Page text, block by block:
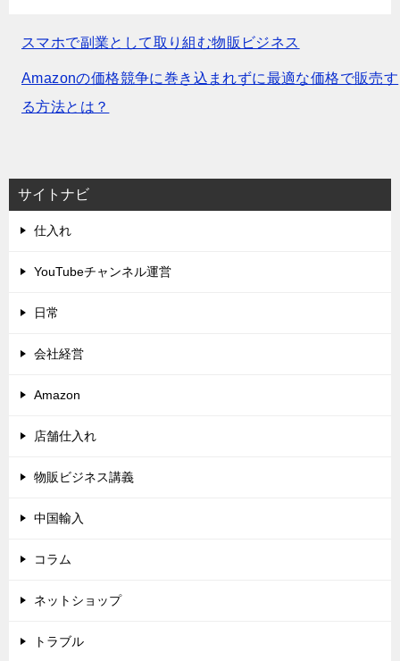
スマホで副業として取り組む物販ビジネス
Amazonの価格競争に巻き込まれずに最適な価格で販売す
る方法とは？
サイトナビ
仕入れ
YouTubeチャンネル運営
日常
会社経営
Amazon
店舗仕入れ
物販ビジネス講義
中国輸入
コラム
ネットショップ
トラブル